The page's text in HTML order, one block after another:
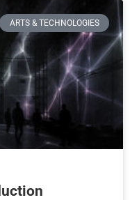
ARTS & TECHNOLOGIES